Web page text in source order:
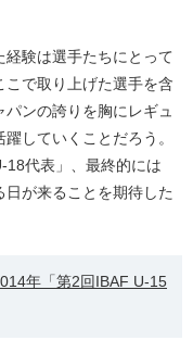
験は選手たちにとって
で取り上げた選手を含
ンの誇りを胸にレギュ
していくことだろう。
18代表」、最終的には
日が来ることを期待した
年「第2回IBAF U-15